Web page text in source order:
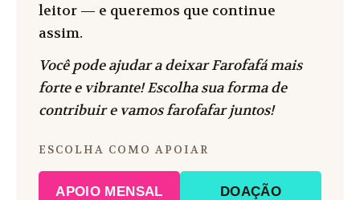
leitor — e queremos que continue
assim.
Você pode ajudar a deixar Farofafá mais
forte e vibrante! Escolha sua forma de
contribuir e vamos farofafar juntos!
ESCOLHA COMO APOIAR
APOIO MENSAL
DOAÇÃO